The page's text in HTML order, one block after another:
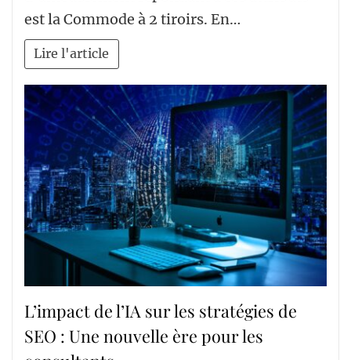
est la Commode à 2 tiroirs. En…
Lire l'article
L’impact de l’IA sur les stratégies de
SEO : Une nouvelle ère pour les